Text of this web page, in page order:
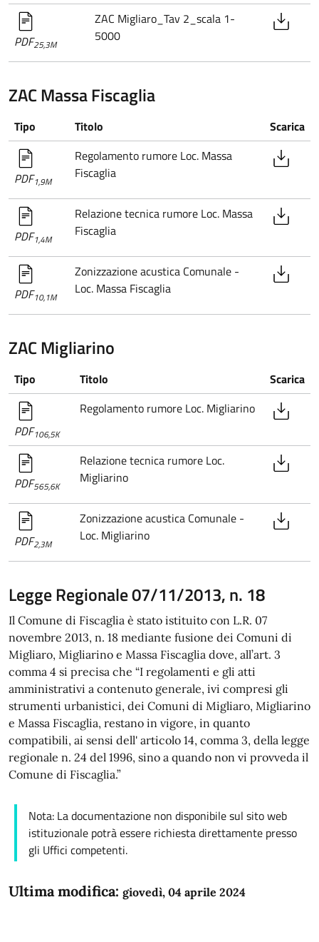
PDF25,3M
ZAC Migliaro_Tav 2_scala 1-
5000
ZAC Massa Fiscaglia
Tipo Titolo Scarica
PDF1,9M
Regolamento rumore Loc. Massa
Fiscaglia
PDF1,4M
Relazione tecnica rumore Loc. Massa
Fiscaglia
PDF10,1M
Zonizzazione acustica Comunale -
Loc. Massa Fiscaglia
ZAC Migliarino
Tipo Titolo Scarica
PDF106,5K
Regolamento rumore Loc. Migliarino
PDF565,6K
Relazione tecnica rumore Loc.
Migliarino
PDF2,3M
Zonizzazione acustica Comunale -
Loc. Migliarino
Legge Regionale 07/11/2013, n. 18
Il Comune di Fiscaglia è stato istituito con L.R. 07
novembre 2013, n. 18 mediante fusione dei Comuni di
Migliaro, Migliarino e Massa Fiscaglia dove, all’art. 3
comma 4 si precisa che “I regolamenti e gli atti
amministrativi a contenuto generale, ivi compresi gli
strumenti urbanistici, dei Comuni di Migliaro, Migliarino
e Massa Fiscaglia, restano in vigore, in quanto
compatibili, ai sensi dell' articolo 14, comma 3, della legge
regionale n. 24 del 1996, sino a quando non vi provveda il
Comune di Fiscaglia.”
Nota: La documentazione non disponibile sul sito web
istituzionale potrà essere richiesta direttamente presso
gli Uffici competenti.
Ultima modifica: giovedì, 04 aprile 2024